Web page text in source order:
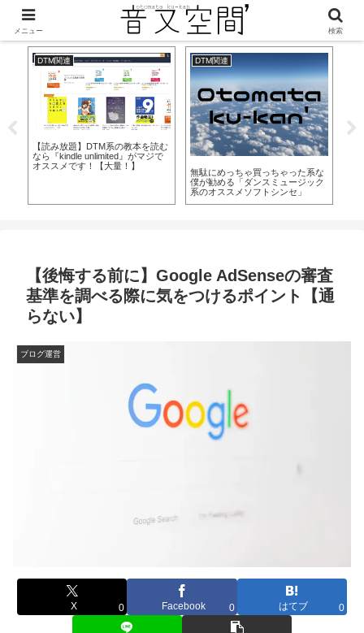
美味しくなって新登場！
DTM関連
【DTMer向け】中古機材ショップ
DTM関連
【DTM】定番&オススメのDAWソ
フトを紹介！初心者にもとっつき
やすいのはどれ？【打ち込み】
【後悔する前に】Google AdSenseの審査
基準を調べる際に気をつけるポイント【通
らない】
ブログ運営
X 0 Facebook 0 はてブ 0
メニュー 検索